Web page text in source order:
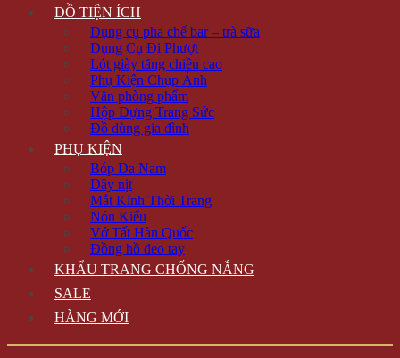
ĐỒ TIỆN ÍCH
Dụng cụ pha chế bar – trà sữa
Dụng Cụ Đi Phượt
Lót giày tăng chiều cao
Phụ Kiện Chụp Ảnh
Văn phòng phẩm
Hộp Đựng Trang Sức
Đồ dùng gia đình
PHỤ KIỆN
Bóp Da Nam
Dây nịt
Mắt Kính Thời Trang
Nón Kiểu
Vớ Tất Hàn Quốc
Đồng hồ đeo tay
KHẨU TRANG CHỐNG NẮNG
SALE
HÀNG MỚI